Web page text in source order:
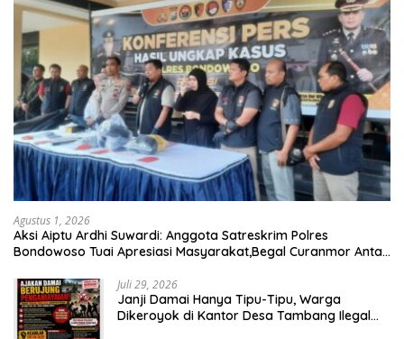
Agustus 1, 2026
Aksi Aiptu Ardhi Suwardi: Anggota Satreskrim Polres
Bondowoso Tuai Apresiasi Masyarakat,Begal Curanmor Antar
Juli 29, 2026
Janji Damai Hanya Tipu-Tipu, Warga
Dikeroyok di Kantor Desa Tambang Ilegal